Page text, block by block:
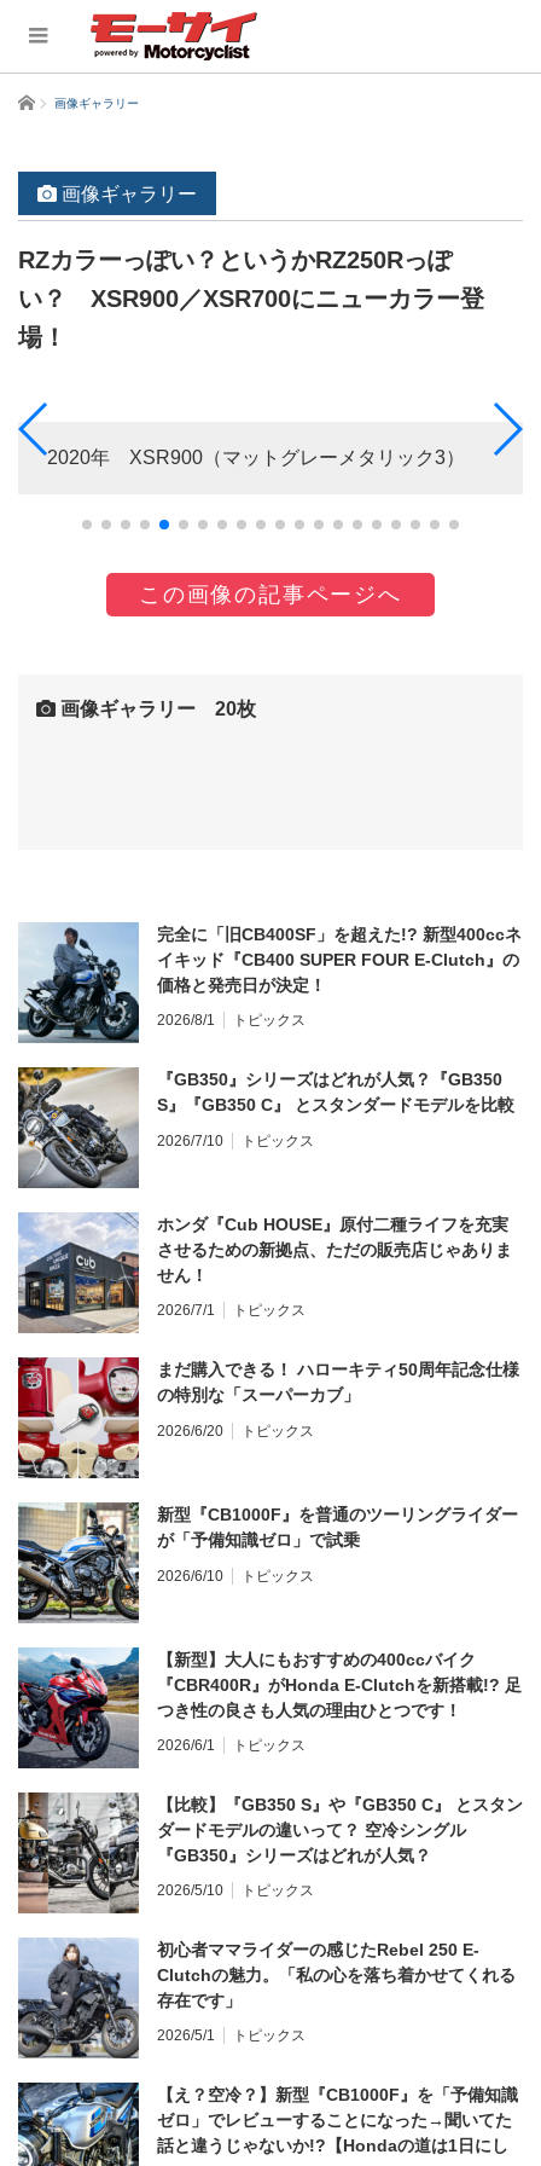
ホーム 画像ギャラリー
画像ギャラリー
RZカラーっぽい？というかRZ250Rっぽ
い？ XSR900／XSR700にニューカラー登
場！
2020年 XSR900（マットグレーメタリック3）
この画像の記事ページへ
画像ギャラリー 20枚
完全に「旧CB400SF」を超えた!? 新型400ccネ
イキッド『CB400 SUPER FOUR E-Clutch』の
価格と発売日が決定！
2026/8/1 トピックス
『GB350』シリーズはどれが人気？『GB350
S』『GB350 C』 とスタンダードモデルを比較
2026/7/10 トピックス
ホンダ『Cub HOUSE』原付二種ライフを充実
させるための新拠点、ただの販売店じゃありま
せん！
2026/7/1 トピックス
まだ購入できる！ ハローキティ50周年記念仕様
の特別な「スーパーカブ」
2026/6/20 トピックス
新型『CB1000F』を普通のツーリングライダー
が「予備知識ゼロ」で試乗
2026/6/10 トピックス
【新型】大人にもおすすめの400ccバイク
『CBR400R』がHonda E-Clutchを新搭載!? 足
つき性の良さも人気の理由ひとつです！
2026/6/1 トピックス
【比較】『GB350 S』や『GB350 C』 とスタン
ダードモデルの違いって？ 空冷シングル
『GB350』シリーズはどれが人気？
2026/5/10 トピックス
初心者ママライダーの感じたRebel 250 E-
Clutchの魅力。「私の心を落ち着かせてくれる
存在です」
2026/5/1 トピックス
【え？空冷？】新型『CB1000F』を「予備知識
ゼロ」でレビューすることになった→聞いてた
話と違うじゃないか!?【Hondaの道は1日にし